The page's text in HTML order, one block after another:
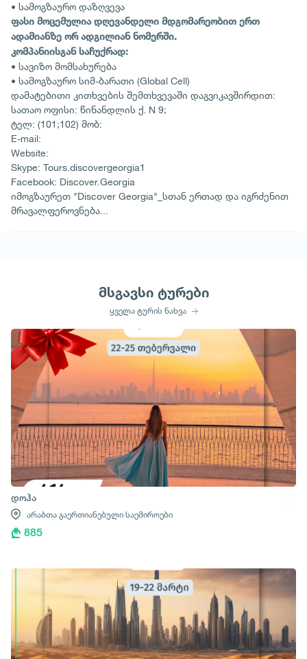
• სამოგზაურო დაზღვევა
ფასი მოცემულია დღევანდელი მდგომარეობით ერთ
ადამიანზე ორ ადგილიან ნომერში.
კომპანიისგან საჩუქრად:
• სავიზო მომსახურება
• სამოგზაურო სიმ-ბარათი (Global Cell)
დამატებითი კითხვების შემთხვევაში დაგვიკავშირდით:
სათაო ოფისი: წინანდლის ქ. N 9;
ტელ: (101;102) მობ:
E-mail:
Website:
Skype: Tours.discovergeorgia1
Facebook: Discover.Georgia
იმოგზაურეთ "Discover Georgia"_სთან ერთად და იგრძენით
მრავალფეროვნება...
მსგავსი ტურები
ყველა ტურის ნახვა
დოჰა
არაბთა გაერთიანებული საემიროები
885